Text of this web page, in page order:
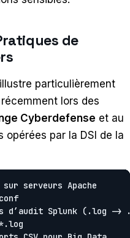
de
particulièrement
lors des
Cyberdefense et au
par la DSI de la
serveurs Apache
d’audit Splunk (.log ->